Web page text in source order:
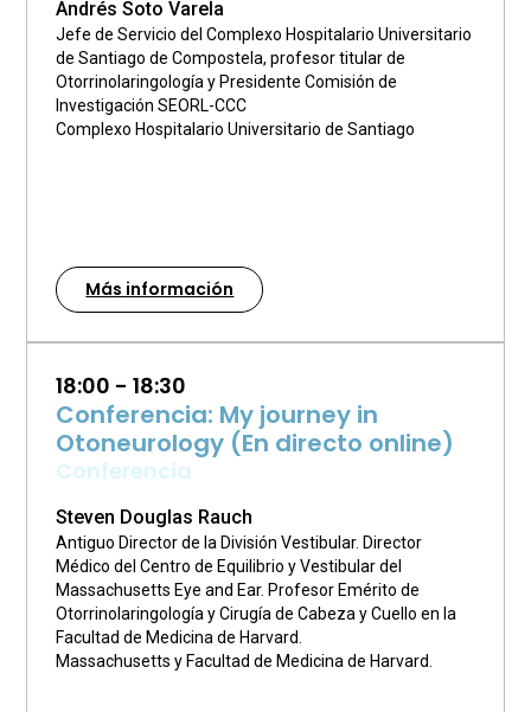
Andrés Soto Varela
Jefe de Servicio del Complexo Hospitalario Universitario
de Santiago de Compostela, profesor titular de
Otorrinolaringología y Presidente Comisión de
Investigación SEORL-CCC
Complexo Hospitalario Universitario de Santiago
Más información
18:00 - 18:30
Conferencia: My journey in
Otoneurology (En directo online)
Conferencia
Steven Douglas Rauch
Antiguo Director de la División Vestibular. Director
Médico del Centro de Equilibrio y Vestibular del
Massachusetts Eye and Ear. Profesor Emérito de
Otorrinolaringología y Cirugía de Cabeza y Cuello en la
Facultad de Medicina de Harvard.
Massachusetts y Facultad de Medicina de Harvard.